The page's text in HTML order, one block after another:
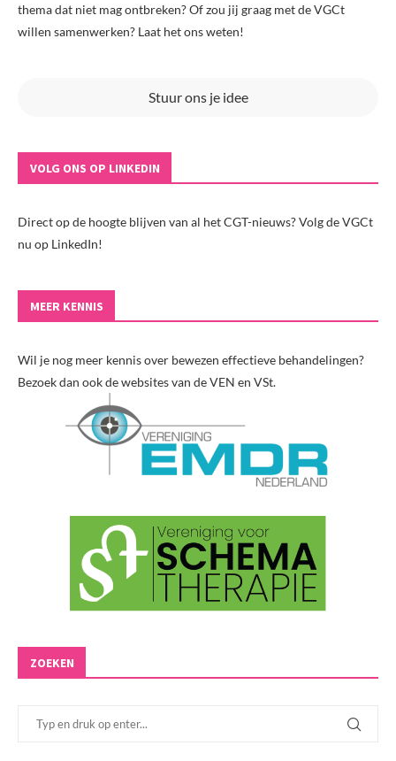
thema dat niet mag ontbreken? Of zou jij graag met de VGCt
willen samenwerken? Laat het ons weten!
Stuur ons je idee
VOLG ONS OP LINKEDIN
Direct op de hoogte blijven van al het CGT-nieuws? Volg de VGCt
nu op LinkedIn!
MEER KENNIS
Wil je nog meer kennis over bewezen effectieve behandelingen?
Bezoek dan ook de websites van de VEN en VSt.
ZOEKEN